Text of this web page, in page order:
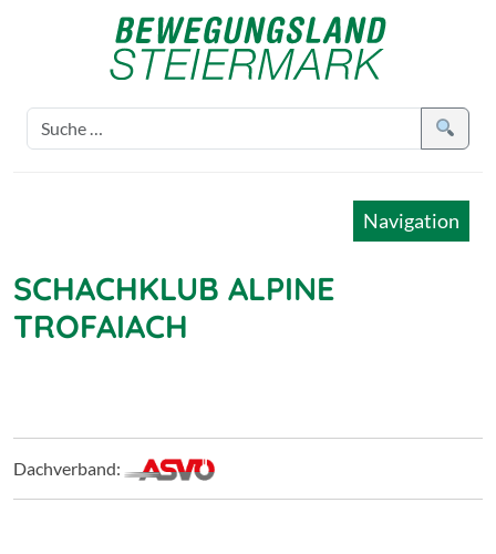
Navigation
SCHACHKLUB ALPINE
TROFAIACH
Dachverband: